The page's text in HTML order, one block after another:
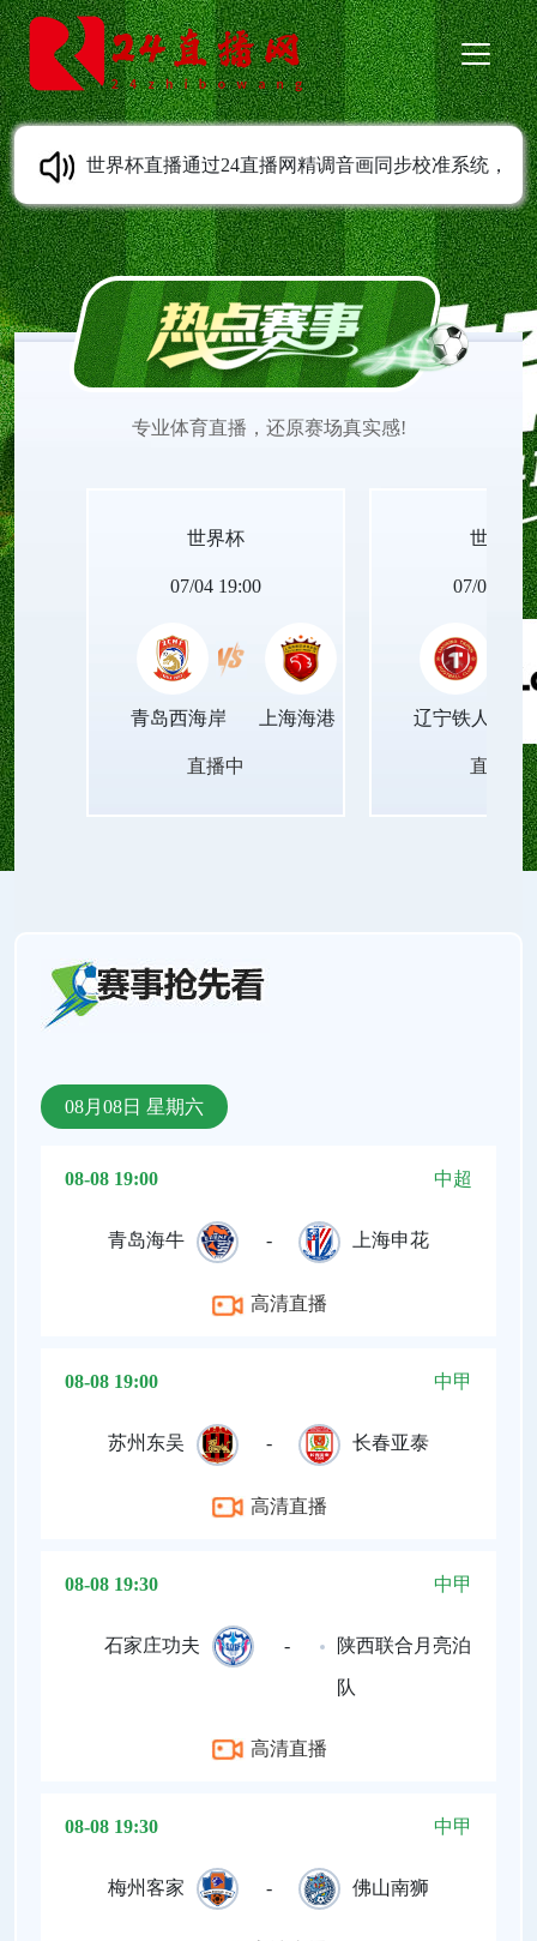
世界杯直播通过24直播网精调音画同步校准系统，
彻底解决画面与音效错位问题，赛场动作与声响实
时对齐。世界杯直播平台无插件在线传输视听信号
滑，让观众获得沉浸式的精准视听体验。
专业体育直播，还原赛场真实感!
世界杯
07/04 19:00
青岛西海岸 上海海港
直播中
世界杯
07/04
辽宁铁人
直播中
08月08日 星期六
08-08 19:00 中超
青岛海牛 - 上海申花
高清直播
08-08 19:00 中甲
苏州东吴 - 长春亚泰
高清直播
08-08 19:30 中甲
石家庄功夫 - 陕西联合月亮泊
队
高清直播
08-08 19:30 中甲
梅州客家 - 佛山南狮